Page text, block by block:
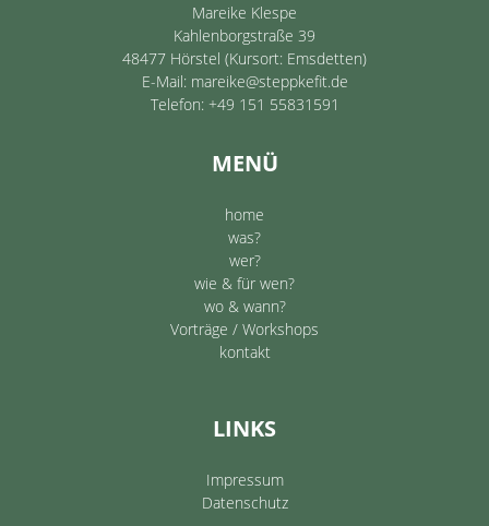
Mareike Klespe
Kahlenborgstraße 39
48477 Hörstel (Kursort: Emsdetten)
E-Mail: mareike@steppkefit.de
Telefon: +49 151 55831591
MENÜ
home
was?
wer?
wie & für wen?
wo & wann?
Vorträge / Workshops
kontakt
LINKS
Impressum
Datenschutz